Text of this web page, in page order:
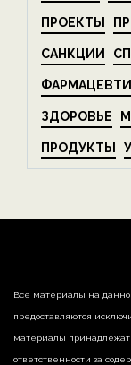
ПРОЕКТЫ
САНКЦИИ
ЗДОРОВЬЕ
ПРОДУКТЫ
Все материалы на
предоставляются
материалы
ответственности за